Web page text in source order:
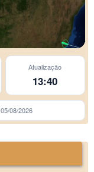
Camboriú
Atualização
13:40
05/08/2026